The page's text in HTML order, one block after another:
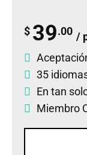
$ 39.00 /
35
En tan
Miembro